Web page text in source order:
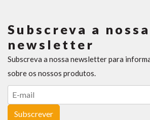
Subscreva a nossa
newsletter
Subscreva a nossa newsletter para
sobre os nossos produtos.
Subscrever